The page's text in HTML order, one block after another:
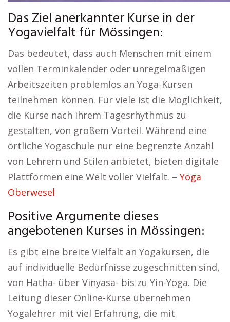
Das Ziel anerkannter Kurse in der
Yogavielfalt für Mössingen:
Das bedeutet, dass auch Menschen mit einem
vollen Terminkalender oder unregelmäßigen
Arbeitszeiten problemlos an Yoga-Kursen
teilnehmen können. Für viele ist die Möglichkeit,
die Kurse nach ihrem Tagesrhythmus zu
gestalten, von großem Vorteil. Während eine
örtliche Yogaschule nur eine begrenzte Anzahl
von Lehrern und Stilen anbietet, bieten digitale
Plattformen eine Welt voller Vielfalt. – Yoga
Oberwesel
Positive Argumente dieses
angebotenen Kurses in Mössingen:
Es gibt eine breite Vielfalt an Yogakursen, die
auf individuelle Bedürfnisse zugeschnitten sind,
von Hatha- über Vinyasa- bis zu Yin-Yoga. Die
Leitung dieser Online-Kurse übernehmen
Yogalehrer mit viel Erfahrung, die mit